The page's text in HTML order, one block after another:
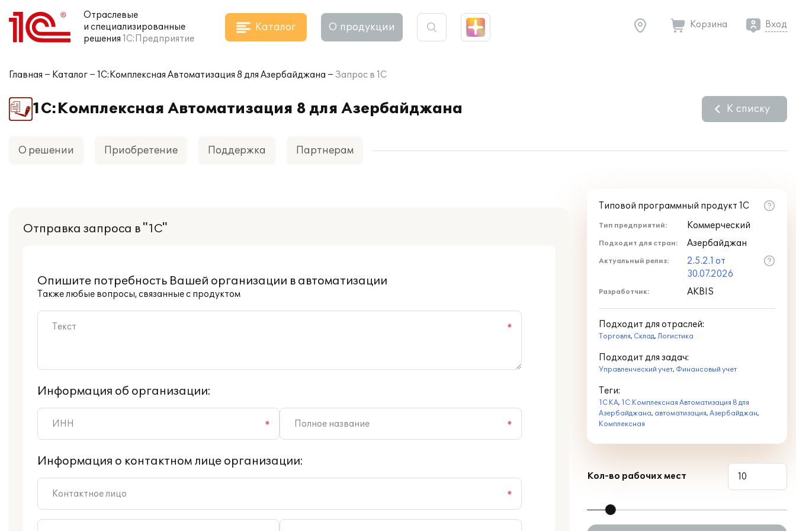
Отраслевые
и специализированные
решения 1С:Предприятие
Каталог О продукции Корзина Вход
Главная Каталог 1С:Комплексная Автоматизация 8 для Азербайджана Запрос в 1С
1С:Комплексная Автоматизация 8 для Азербайджана К списку
О решении Приобретение Поддержка Партнерам
Отправка запроса в "1С"
Опишите потребность Вашей организации в автоматизации
Также любые вопросы, связанные с продуктом
*
Информация об организации:
* *
Информация о контактном лице организации:
*
Типовой программный продукт 1С
Тип предприятий: Коммерческий
Подходит для стран: Азербайджан
Актуальный релиз:
2.5.2.1 от
30.07.2026
Разработчик: AKBIS
Подходит для отраслей:
Торговля, Склад, Логистика
Подходит для задач:
Управленческий учет, Финансовый учет
Теги:
1С КА, 1С:Комплексная Автоматизация 8 для
Азербайджана, автоматизация, Азербайджан,
Комплексная
Кол-во рабочих мест